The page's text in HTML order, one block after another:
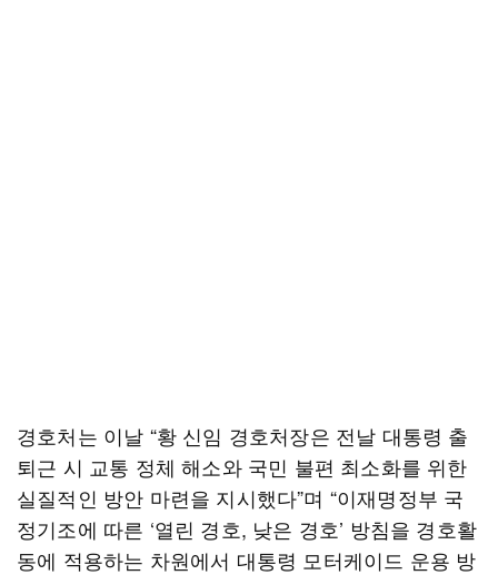
경호처는 이날 “황 신임 경호처장은 전날 대통령 출
퇴근 시 교통 정체 해소와 국민 불편 최소화를 위한
실질적인 방안 마련을 지시했다”며 “이재명정부 국
정기조에 따른 ‘열린 경호, 낮은 경호’ 방침을 경호활
동에 적용하는 차원에서 대통령 모터케이드 운용 방